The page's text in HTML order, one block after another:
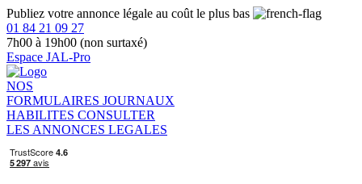
Publiez votre annonce légale au coût le plus bas
01 84 21 09 27
7h00 à 19h00 (non surtaxé)
Espace JAL-Pro
NOS
FORMULAIRES JOURNAUX
HABILITES CONSULTER
LES ANNONCES LEGALES